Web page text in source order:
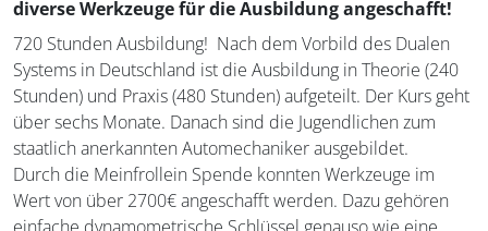
diverse Werkzeuge für die Ausbildung angeschafft!
720 Stunden Ausbildung! Nach dem Vorbild des Dualen
Systems in Deutschland ist die Ausbildung in Theorie (240
Stunden) und Praxis (480 Stunden) aufgeteilt. Der Kurs geht
über sechs Monate. Danach sind die Jugendlichen zum
staatlich anerkannten Automechaniker ausgebildet.
Durch die Meinfrollein Spende konnten Werkzeuge im
Wert von über 2700€ angeschafft werden. Dazu gehören